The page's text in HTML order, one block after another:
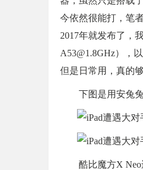
今依然很能打，笔
2017年就发布了，
A53@1.8GHz），
但是日常用，真的够
下图是用安兔
酷比魔方X